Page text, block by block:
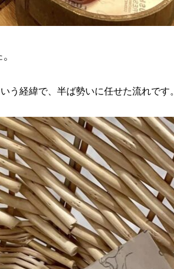
経緯で、半ば勢いに任せた流れです。